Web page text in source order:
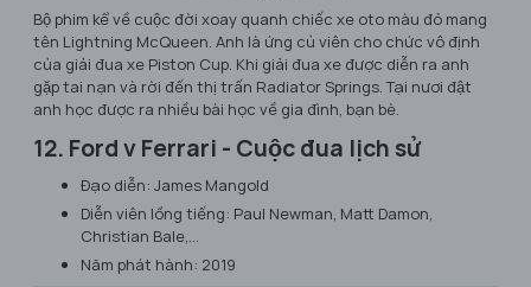
Bộ phim kể về cuộc đời xoay quanh chiếc xe oto màu đỏ mang
tên Lightning McQueen. Anh là ứng củ viên cho chức vô định
của giải đua xe Piston Cup. Khi giải đua xe được diễn ra anh
gặp tai nạn và rời đến thị trấn Radiator Springs. Tại nươi đật
anh học được ra nhiều bài học về gia đình, bạn bè.
12. Ford v Ferrari - Cuộc đua lịch sử
Đạo diễn: James Mangold
Diễn viên lồng tiếng: Paul Newman, Matt Damon,
Christian Bale,…
Năm phát hành: 2019